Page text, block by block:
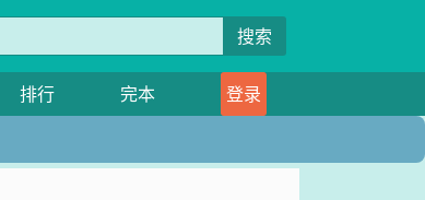
搜索
排行 完本
登录